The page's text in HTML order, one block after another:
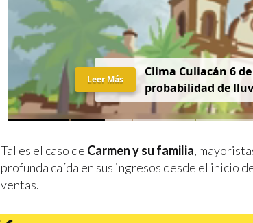
Clima Culiacán 6
probabilidad de
Leer Más
Tal es el caso de Carmen y su familia,
profunda caída en sus ingresos desde el inicio
ventas.